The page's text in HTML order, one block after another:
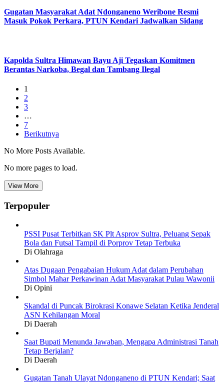
Gugatan Masyarakat Adat Ndonganeno Weribone Resmi
Masuk Pokok Perkara, PTUN Kendari Jadwalkan Sidang
Kapolda Sultra Himawan Bayu Aji Tegaskan Komitmen
Berantas Narkoba, Begal dan Tambang Ilegal
1
2
3
…
7
Berikutnya
No More Posts Available.
No more pages to load.
View More
Terpopuler
PSSI Pusat Terbitkan SK Plt Asprov Sultra, Peluang Sepak
Bola dan Futsal Tampil di Porprov Tetap Terbuka
Di Olahraga
Atas Dugaan Pengabaian Hukum Adat dalam Perubahan
Simbol Mahar Perkawinan Adat Masyarakat Pulau Wawonii
Di Opini
Skandal di Puncak Birokrasi Konawe Selatan Ketika Jenderal
ASN Kehilangan Moral
Di Daerah
Saat Bupati Menunda Jawaban, Mengapa Administrasi Tanah
Tetap Berjalan?
Di Daerah
Gugatan Tanah Ulayat Ndonganeno di PTUN Kendari; Saat